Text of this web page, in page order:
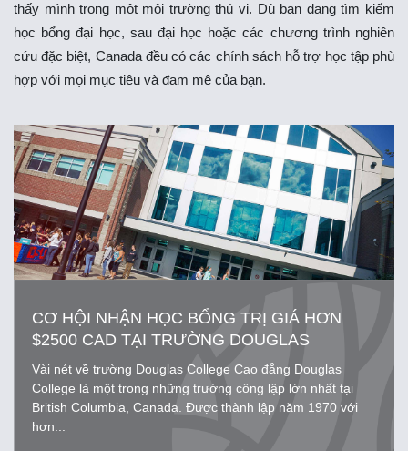
thấy mình trong một môi trường thú vị. Dù bạn đang tìm kiếm
học bổng đại học, sau đại học hoặc các chương trình nghiên
cứu đặc biệt, Canada đều có các chính sách hỗ trợ học tập phù
hợp với mọi mục tiêu và đam mê của bạn.
CƠ HỘI NHẬN HỌC BỔNG TRỊ GIÁ HƠN
$2500 CAD TẠI TRƯỜNG DOUGLAS
COLLEGE
Vài nét về trường Douglas College Cao đẳng Douglas
College là một trong những trường công lập lớn nhất tại
British Columbia, Canada. Được thành lập năm 1970 với
hơn...